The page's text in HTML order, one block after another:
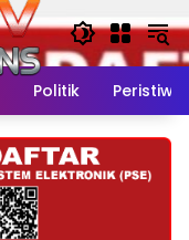
Politik Peristiwa